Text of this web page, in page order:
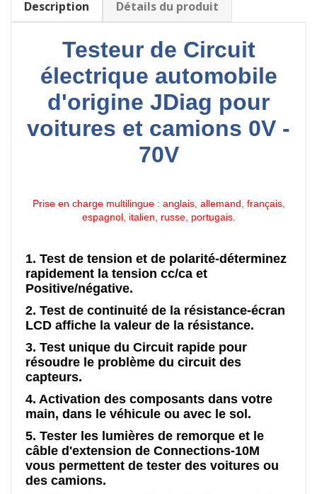
Description Détails du produit
Testeur de Circuit
électrique automobile
d'origine JDiag pour
voitures et camions 0V -
70V
Prise en charge multilingue : anglais, allemand, français,
espagnol, italien, russe, portugais.
1. Test de tension et de polarité-déterminez
rapidement la tension cc/ca et
Positive/négative.
2. Test de continuité de la résistance-écran
LCD affiche la valeur de la résistance.
3. Test unique du Circuit rapide pour
résoudre le problème du circuit des
capteurs.
4. Activation des composants dans votre
main, dans le véhicule ou avec le sol.
5. Tester les lumières de remorque et le
câble d'extension de Connections-10M
vous permettent de tester des voitures ou
des camions.